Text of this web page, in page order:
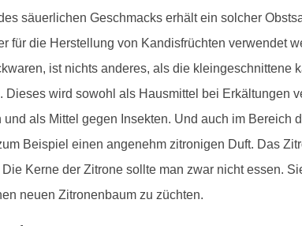
säuerlichen Geschmacks erhält ein solcher
für die Herstellung von Kandisfrüchten verwendet
ist nichts anderes, als die
Dieses wird sowohl als Hausmittel bei Erkältungen
und als Mittel gegen Insekten. Und auch im
Beispiel einen angenehm zitronigen Duft. Das
Kerne der Zitrone sollte man zwar nicht essen.
neuen Zitronenbaum zu züchten.